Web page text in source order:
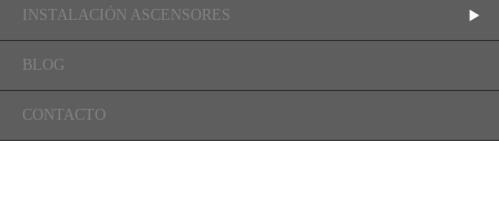
INSTALACIÓN ASCENSORES
BLOG
CONTACTO